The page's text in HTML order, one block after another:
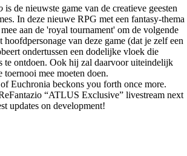
is de nieuwste game van de creatieve geesten
In deze nieuwe RPG met een fantasy-thema
aan de 'royal tournament' om de volgende
van deze game (dat je zelf een
ondertussen een dodelijke vloek die
te ontdoen. Ook hij zal daarvoor uiteindelijk
toernooi mee moeten doen.
Euchronia beckons you forth once more.
“ATLUS Exclusive” livestream next
updates on development!